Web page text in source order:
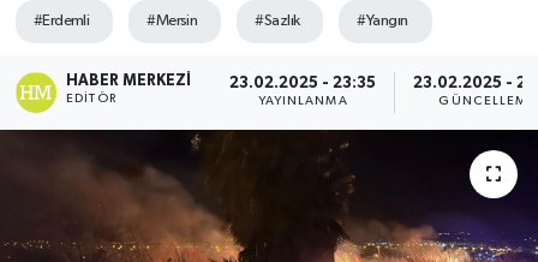
#Erdemli #Mersin #Sazlık #Yangın
HABER MERKEZI
EDITÖR
23.02.2025 - 23:35
YAYINLANMA
23.02.2025 -
GÜNCELLEME